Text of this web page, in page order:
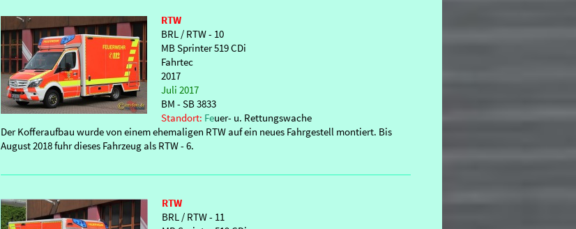
RTW
BRL / RTW - 10
MB Sprinter 519 CDi
Fahrtec
2017
Juli 2017
BM - SB 3833
Standort: Feuer- u. Rettungswache
Der Kofferaufbau wurde von einem ehemaligen RTW auf ein neues Fahrgestell montiert. Bis
August 2018 fuhr dieses Fahrzeug als RTW - 6.
RTW
BRL / RTW - 11